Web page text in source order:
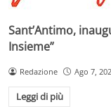
Sant’Antimo,
Insieme”
Redazione Ago 7,
Leggi di più